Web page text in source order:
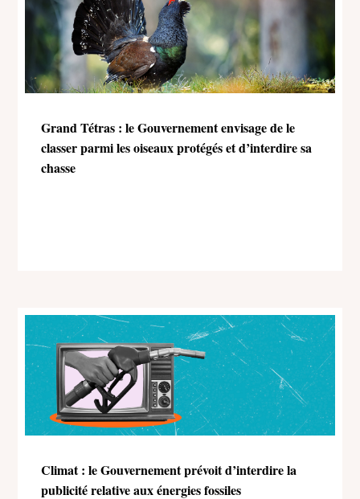
Grand Tétras : le Gouvernement envisage de le
classer parmi les oiseaux protégés et d’interdire sa
chasse
Climat : le Gouvernement prévoit d’interdire la
publicité relative aux énergies fossiles